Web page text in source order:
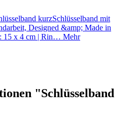
kurzSchlüsselband mit
Designed &amp; Made in
15 x 4 cm | Rin… Mehr
"Schlüsselband